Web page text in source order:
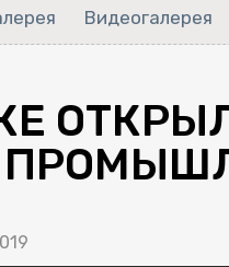
Видеогалерея